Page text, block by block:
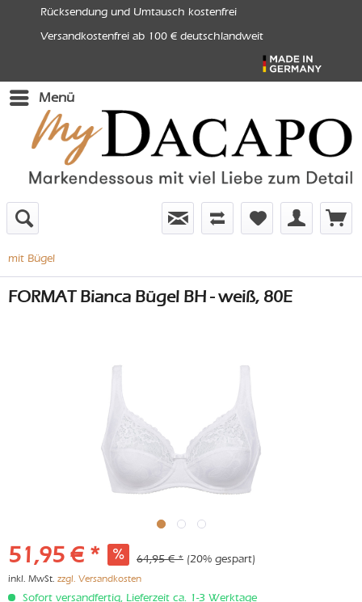
Rücksendung und Umtausch kostenfrei
Versandkostenfrei ab 100 € deutschlandweit
Menü
mit Bügel
FORMAT Bianca Bügel BH - weiß, 80E
51,95 € * 64,95 € * (20% gespart)
inkl. MwSt. zzgl. Versandkosten
Sofort versandfertig, Lieferzeit ca. 1-3 Werktage